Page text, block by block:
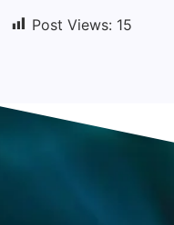
Post Views: 15